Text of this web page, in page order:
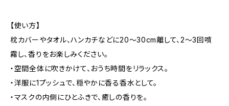
【使い方】
枕カバーやタオル、ハンカチなどに20～30cm離して、2～3回噴
霧し、香りをお楽しみください。
・空間全体に吹きかけて、おうち時間をリラックス。
・洋服に1プッシュで、穏やかに香る香水として。
・マスクの内側にひとふきで、癒しの香りを。